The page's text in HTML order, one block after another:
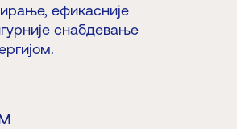
ефикасније
снабдевање